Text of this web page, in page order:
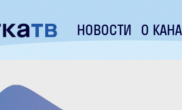
НОВОСТИ О